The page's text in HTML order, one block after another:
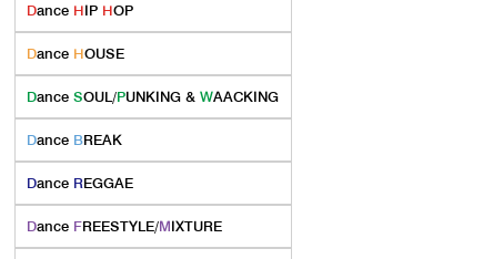
Dance HIP HOP
Dance HOUSE
Dance SOUL/PUNKING & WAACKING
Dance BREAK
Dance REGGAE
Dance FREESTYLE/MIXTURE